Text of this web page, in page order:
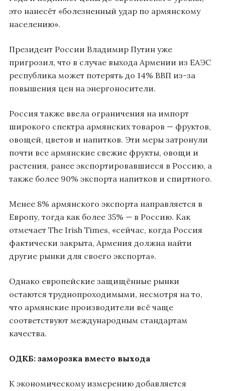
это нанесёт «болезненный удар по армянскому
населению».
Президент России Владимир Путин уже
пригрозил, что в случае выхода Армении из ЕАЭС
республика может потерять до 14% ВВП из-за
повышения цен на энергоносители.
Россия также ввела ограничения на импорт
широкого спектра армянских товаров — фруктов,
овощей, цветов и напитков. Эти меры затронули
почти все армянские свежие фрукты, овощи и
растения, ранее экспортировавшиеся в Россию, а
также более 90% экспорта напитков и спиртного.
Менее 8% армянского экспорта направляется в
Европу, тогда как более 35% — в Россию. Как
отмечает The Irish Times, «сейчас, когда Россия
фактически закрыта, Армения должна найти
другие рынки для своего экспорта».
Однако европейские защищённые рынки
остаются труднопроходимыми, несмотря на то,
что армянские производители всё чаще
соответствуют международным стандартам
качества.
ОДКБ: заморозка вместо выхода
К экономическому измерению добавляется